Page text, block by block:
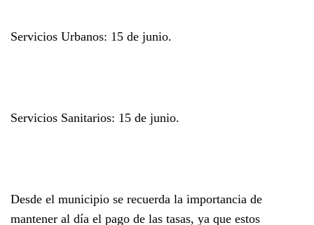
Servicios Urbanos: 15 de junio.
Servicios Sanitarios: 15 de junio.
Desde el municipio se recuerda la importancia de
mantener al día el pago de las tasas, ya que estos